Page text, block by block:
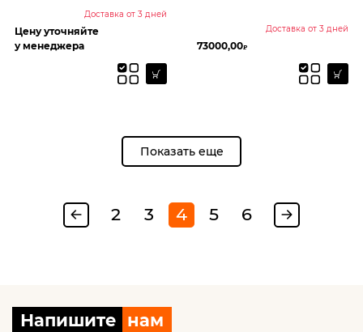
Доставка от 3 дней
Цену уточняйте
у менеджера
Доставка от 3 дней
73000,00₽
Показать еще
2 3 4 5 6
Напишите нам